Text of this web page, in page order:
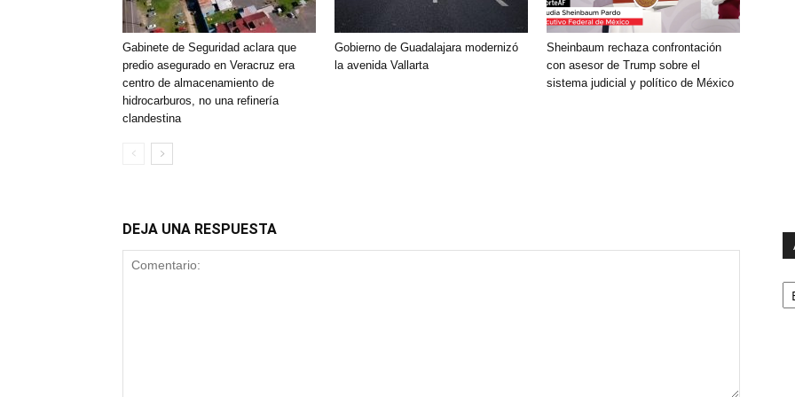
Gabinete de Seguridad aclara que
predio asegurado en Veracruz era
centro de almacenamiento de
hidrocarburos, no una refinería
clandestina
Gobierno de Guadalajara modernizó
la avenida Vallarta
Sheinbaum rechaza confrontación
con asesor de Trump sobre el
sistema judicial y político de México
DEJA UNA RESPUESTA